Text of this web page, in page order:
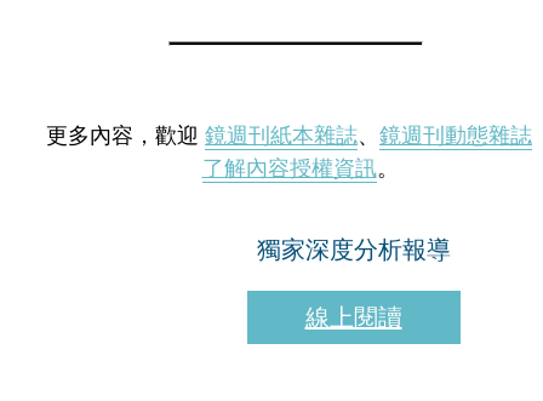
更多內容，歡迎 鏡週刊紙本雜誌、 鏡週刊動態雜誌
了解內容授權資訊。
獨家深度分析報導
線上閱讀